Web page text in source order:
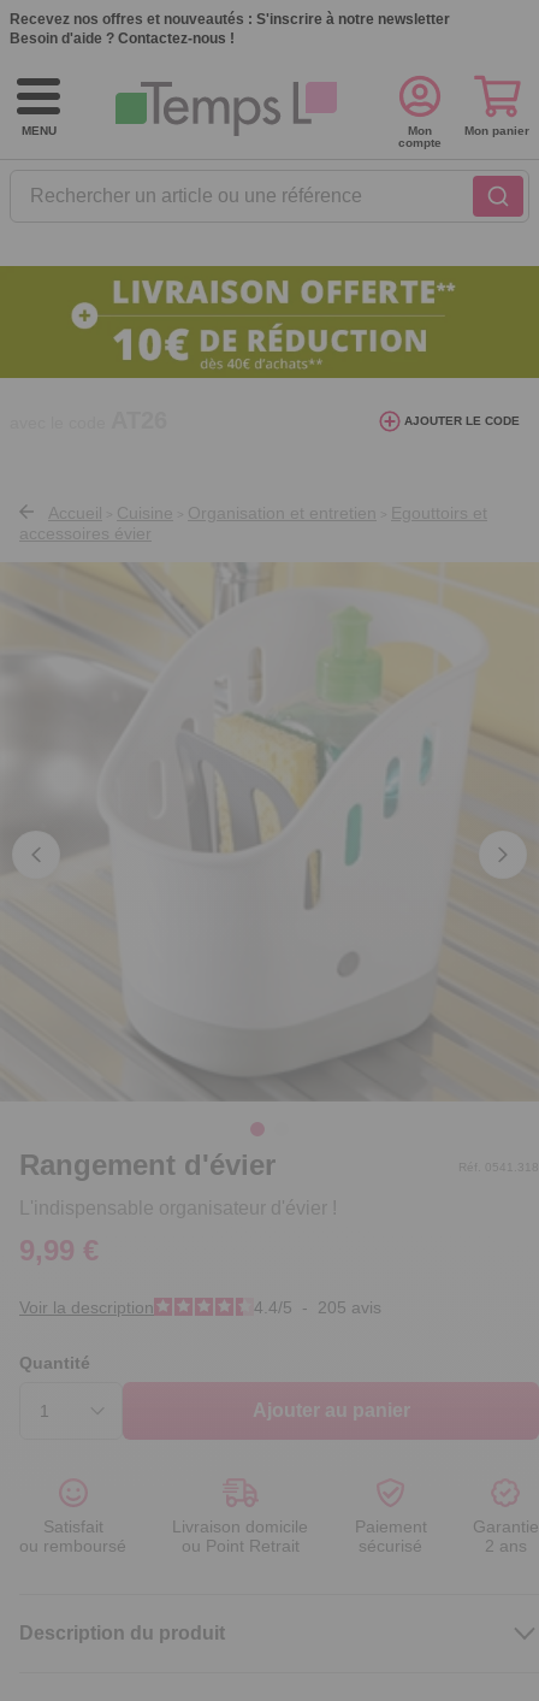
Recevez nos offres et nouveautés : S'inscrire à notre newsletter
Besoin d'aide ? Contactez-nous !
MENU
Rechercher un article ou une référence
Mon
compte
Mon panier
avec le code AT26
AJOUTER LE CODE
Accueil Cuisine Organisation et entretien
Egouttoirs et
accessoires évier
Rangement d'évier
L'indispensable organisateur d'évier !
Réf. 0541.318
9,99 €
Voir la description 4.4/5 - 205 avis
Quantité
Ajouter au panier
Satisfait
ou remboursé
Livraison domicile
ou Point Retrait
Paiement
sécurisé
Garantie
2 ans
Description du produit